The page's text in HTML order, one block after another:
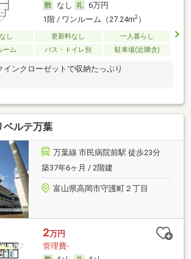
なし
6万円
1階 / ワンルーム（27.24m2）
し 更新料なし
一人暮らし
ーム
バス・トイレ別 駐車場(近隣含)
インクローゼットで収納たっぷり
ベルテ万葉
万葉線 市民病院前駅 徒歩23分
築37年6ヶ月 / 2階建
富山県高岡市守護町２丁目
2万円
管理費-